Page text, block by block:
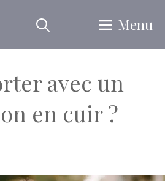
Menu
avec un
en cuir ?